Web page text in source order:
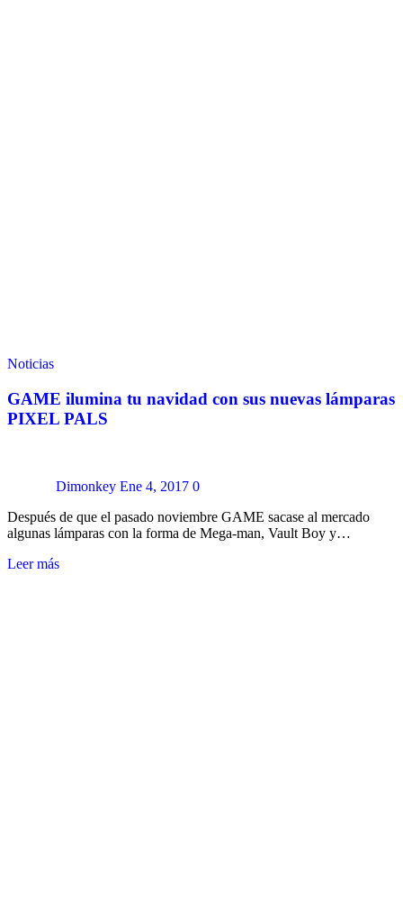
Noticias
GAME ilumina tu navidad con sus nuevas lámparas
PIXEL PALS
Dimonkey Ene 4, 2017 0
Después de que el pasado noviembre GAME sacase al mercado
algunas lámparas con la forma de Mega-man, Vault Boy y…
Leer más